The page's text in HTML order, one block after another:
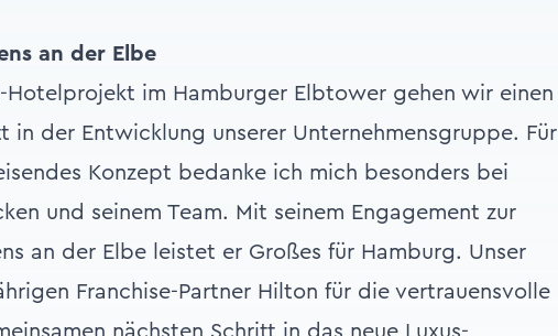
an der Elbe
Hotelprojekt im Hamburger Elbtower gehen wir einen
in der Entwicklung unserer Unternehmensgruppe. Für
Konzept bedanke ich mich besonders bei
und seinem Team. Mit seinem Engagement zur
an der Elbe leistet er Großes für Hamburg. Unser
Franchise-Partner Hilton für die vertrauensvolle
nächsten Schritt in das neue Luxus-